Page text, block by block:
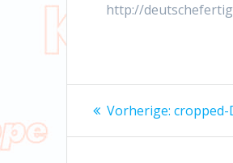
http://
Beitrags-
Vorherige: cropped-